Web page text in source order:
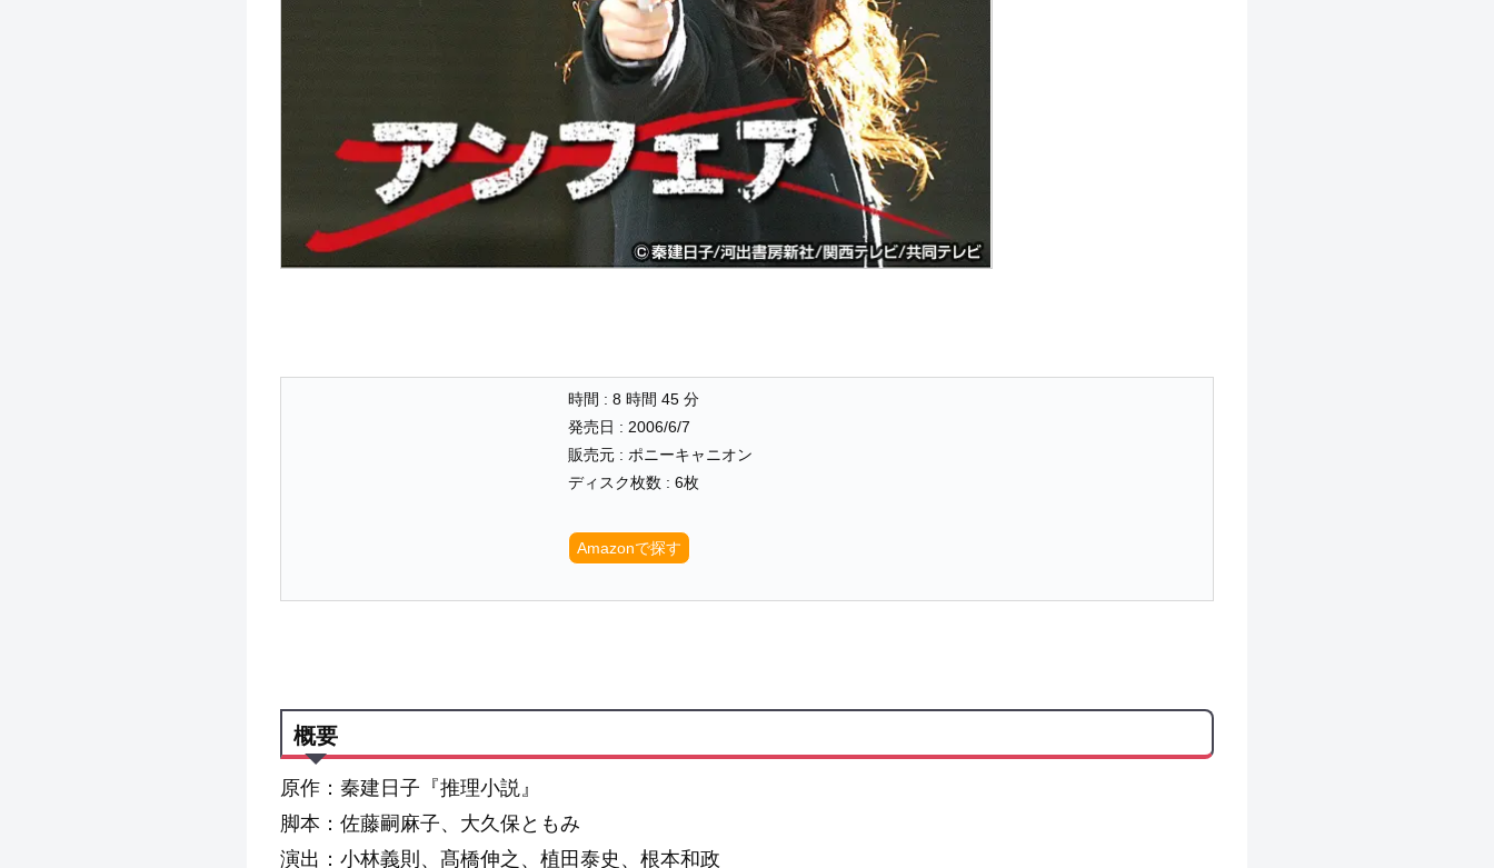
時間 : 8 時間 45 分
発売日 : 2006/6/7
販売元 : ポニーキャニオン
ディスク枚数 : 6枚
Amazonで探す
概要
原作：秦建日子『推理小説』
脚本：佐藤嗣麻子、大久保ともみ
演出：小林義則、髙橋伸之、植田泰史、根本和政